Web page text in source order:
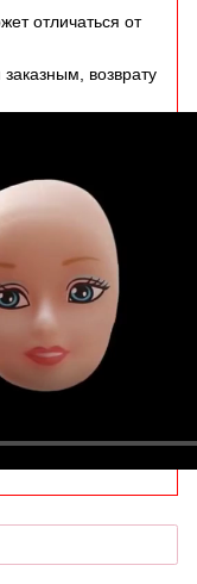
отличаться от
возврату